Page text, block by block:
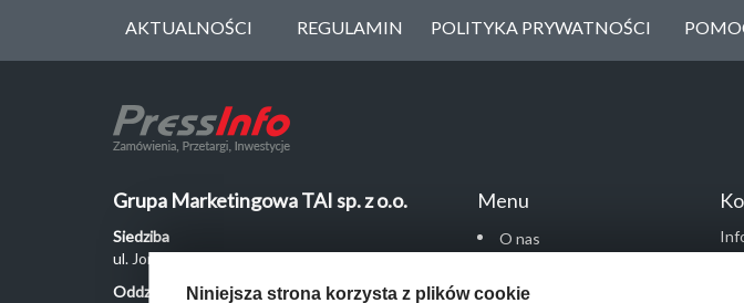
AKTUALNOŚCI REGULAMIN POLITYKA PRYWATNOŚCI
Grupa Marketingowa TAI sp. z o.o.
Siedziba
ul. Jordanowska 12, 04-204 Warszawa
Oddział Poznań
Menu
O nas
Niniejsza strona korzysta z plików cookie